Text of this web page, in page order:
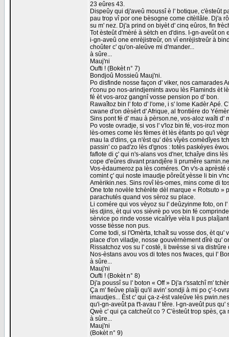
23 eûres 43.
Dispeûy qui dj'aveû moussî è l' botique, c'èsteût
pau trop vî por one bèsogne come citèllâle. Dj'a
su m' nez. Dj'a prind on biyèt d' cinq eûros, fin
Tot èsteût d'mèré à sètch en d'dins. I-gn-aveût
i-gn-aveû one enrèjistreûr, on vî enrèjistreûr à
choûter c' qu'on-aleûve mi d'mander...
à sûre...
Mauj'ni
Oufti ! (Bokèt n° 7)
Bondjoû Mossieû Mauj'ni.
Po disfinde nosse façon d' viker, nos camarades
r'conu po nos-arindjemints avou lès Flaminds èt
fé èt vos-aroz gangnî vosse pension po d' bon.
Rawaîtoz bin l' foto d' l'ome, i s' lome Kadèr Apé.
cwane d'on dèsèrt d' Afrique, al frontiére do
Sins pont fé d' mau à pèrson.ne, vos-aloz waîti d'
Po voste ovradje, si vos l' v'loz bin fé, vos-iroz
lès-omes come lès fèmes èt lès èfants po qu'i
mau la d'dins, ça n'èst qu' dès vîyès comèdîyes
passin' co pad'zo lès d'gnos : totès paskéyes
faflote di ç' qui n's-alans vos d'ner, tchaîye dins
cope d'eûres divant prandjêre li prumêre
Vos-èdaumeroz pa lès coméres. On v's-a
comint ç' qui noste imaudje pôreût yèsse li bin
Amèrikin.nes. Sins rovî lès-omes, mins come di
One tote novèle tchèrète dèl marque « Rotsuto »
parachutés quand vos sèroz su place.
Li comére qui vos vèyoz su l' deûzyinme foto, on
lès djins, èt qui vos sièvrè po vos bin fé
sèrvice po rinde vosse vicaîrîye vèla li pus
vosse tièsse non pus.
Come todi, si l'Omèrta, tchaît su vosse dos, èt
place d'on viladje, nosse gouvèrnèment dîrè qu'
Rissatchoz vos su l' costé, li bwèsse si va
Nos-èstans avou vos di totes nos fwaces, qui l'
à sûre...
Mauj'ni
Oufti ! (Bokèt n° 8)
Dj'a poussî su l' boton « Off » Dj'a r'ssatchî m'
Ça m' fieûve plaîji qu'il avin' sondji à mi po ç'-t-
imaudjes... Èst c' qui ça-z-èst valeûve lès
qu'i-gn-aveût pa t't-avau l' têre. I-gn-aveût pus
Qwè c' qui ça catcheût co ? C'èsteût trop spès, ça
à sûre...
Mauj'ni
(Bokèt n° 9)